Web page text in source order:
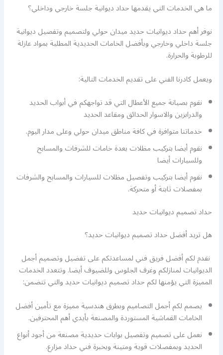
ما هي الخدمات التي يقدمها حداد ديوانية جلسة خارجي وداخلي؟
نوفر أهم حداد ديوانيات حديد ميدان حولي ولتصميم وتفصيل ديوانية
جلسة داخلي وخارجي وبأفضل الخامات الحديدية المطلية بمواد عازلة
للرطوبة والحرارة.
ويعمل كادرنا الفني على تقديم الخدمات التالية:
نقوم بصيانة جميع الأعطال التي قد تواجهكم في أبواب الحديد
والدرابزين والاسوار الحدائق ومقاعد الحديد
خدماتنا متوافرة في كافة مناطق ميدان حولي وعلى مدار اليوم.
نقوم أيضا بتركيب مظلات بعدة خامات للشرفات والمسابح
وللسيارات أيضا
نقوم أيضا بتركيب وتفصيل مظلات للسيارات والمسابح والشرفات
بمفصلات ثابتة أو متحركة.
حداد تصميم ديوانيات حديد
هل تريد أفضل حداد تصميم ديوانيات حديد؟
نقدم لكم أفضل فريق فني لمساعدتكم على تفضيل وتصميم أجمل
الديوانيات لمنازلكم وغرف الجلوس وللضيوف أيضا. وتتعدد الخدمات
المميزة التي يؤمنها لكم حداد تصميم ديوانيات حديد والتي تتضمن:
يصمم لكم أجمل التصاميم وبطرق هندسية مميزة مع تأمين أفضل
الخامات القماشية المستوردة والمصنعة بأيدي أهم المحترفين.
نعمل على تصميم وتفصيل بوابات حديدية مصنعة من أجود أنواع
الحديد وبمفصلات قوية ومتينة وبخبرة فني حداد مزارع.